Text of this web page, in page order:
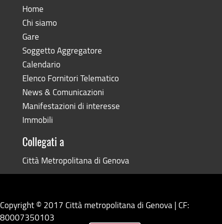
Home
Chi siamo
Gare
Soggetto Aggregatore
Calendario
Elenco Fornitori Telematico
News & Comunicazioni
Manifestazioni di interesse
Immobili
Collegati a
Città Metropolitana di Genova
Copyright © 2017 Città metropolitana di Genova | CF:
80007350103